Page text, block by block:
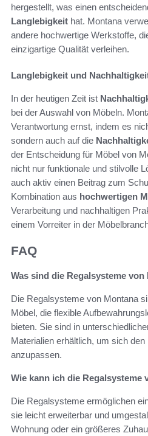
hergestellt, was einen
Langlebigkeit hat. Montana
andere hochwertige Werkstoffe,
einzigartige Qualität verleihen.
Langlebigkeit und
In der heutigen Zeit ist
bei der Auswahl von Möbeln.
Verantwortung ernst, indem es
sondern auch auf die
der Entscheidung für Möbel von
nicht nur funktionale und stilvolle
auch aktiv einen Beitrag zum
Kombination aus hochwertigen
Verarbeitung und nachhaltigen
einem Vorreiter in der
FAQ
Was sind die Regalsysteme von
Die Regalsysteme von Montana
Möbel, die flexible
bieten. Sie sind in
Materialien erhältlich, um sich
anzupassen.
Wie kann ich die Regalsysteme
Die Regalsysteme ermöglichen
sie leicht erweiterbar und
Wohnung oder ein größeres